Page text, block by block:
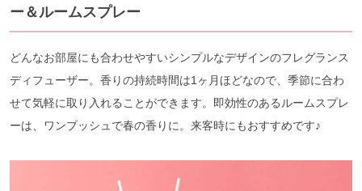
ー＆ルームスプレー
どんなお部屋にも合わせやすいシンプルなデザインのフレグランス
ディフューザー。香りの持続時間は1ヶ月ほどなので、季節に合わ
せて気軽に取り入れることができます。即効性のあるルームスプレ
ーは、ワンプッシュで春の香りに。来客時にもおすすめです♪